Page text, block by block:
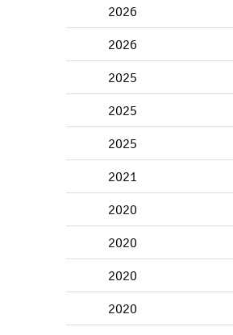
2026
2026
2025
2025
2025
2021
2020
2020
2020
2020